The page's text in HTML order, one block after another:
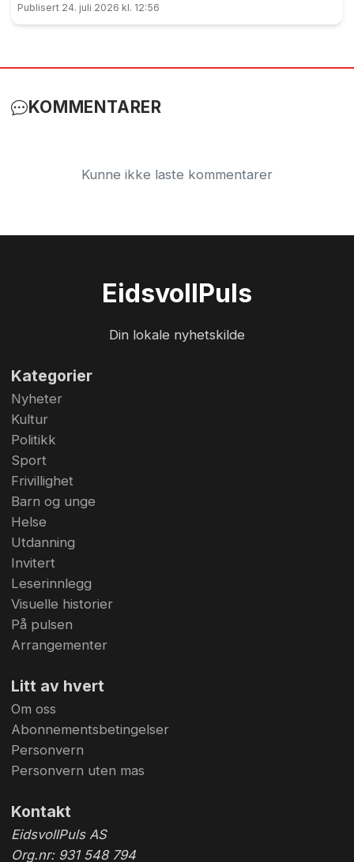
Publisert 24. juli 2026 kl. 12:56
KOMMENTARER
Kunne ikke laste kommentarer
EidsvollPuls
Din lokale nyhetskilde
Kategorier
Nyheter
Kultur
Politikk
Sport
Frivillighet
Barn og unge
Helse
Utdanning
Invitert
Leserinnlegg
Visuelle historier
På pulsen
Arrangementer
Litt av hvert
Om oss
Abonnementsbetingelser
Personvern
Personvern uten mas
Kontakt
EidsvollPuls AS
Org.nr: 931 548 794